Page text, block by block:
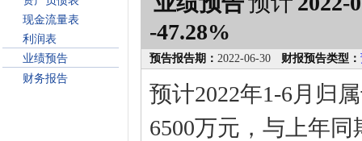
现金流量表
利润表
业绩预告
财务报告
-47.28%
预告报告期： 2022-06-30 财报预告类型：
预计2022年1-6月归
6500万元，与上年同